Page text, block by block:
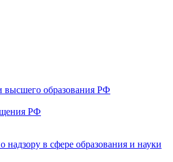
высшего образования РФ
РФ
надзору в сфере образования и науки